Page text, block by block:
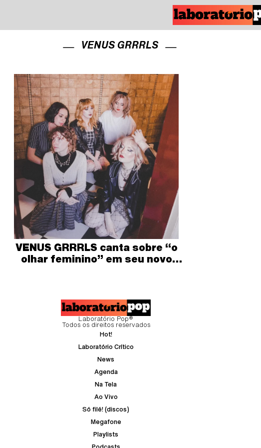
VENUS GRRRLS
VENUS GRRRLS canta sobre “o
olhar feminino” em seu novo
Laboratório Pop®
Todos os direitos reservados
Hot!
Laboratório Crítico
News
Agenda
Na Tela
Ao Vivo
Só filé! (discos)
Megafone
Playlists